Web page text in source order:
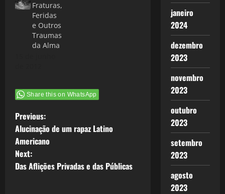
Fraturas,
Feridas
e Outros
Traumas
da Alma
Share this on WhatsApp
P
o
s
Previous:
Alucinação de um rapaz Latino
Americano
Next:
Das Aflições Privadas e das Públicas
janeiro
2024
dezembro
2023
novembro
2023
outubro
2023
setembro
2023
agosto
2023